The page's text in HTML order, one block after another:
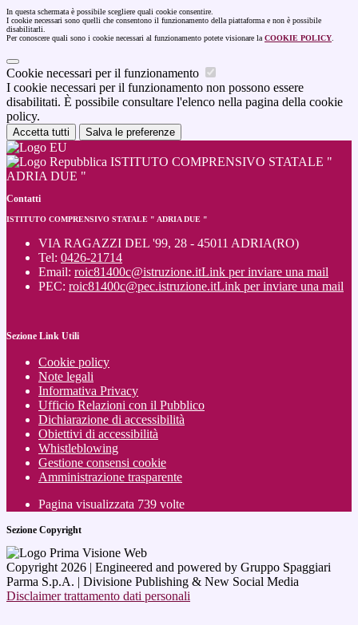
In questa schermata è possibile scegliere quali cookie consentire.
I cookie necessari sono quelli che consentono il funzionamento della piattaforma e non è possibile
disabilitarli.
Per conoscere quali sono i cookie necessari al funzionamento potete visionare la COOKIE POLICY
Cookie necessari per il funzionamento
I cookie necessari per il funzionamento non possono essere
disabilitati. È possibile consultare l'elenco nella pagina della cookie
policy.
Accetta tutti Salva le preferenze
ISTITUTO COMPRENSIVO STATALE "
ADRIA DUE "
Contatti
ISTITUTO COMPRENSIVO STATALE " ADRIA DUE "
VIA RAGAZZI DEL '99, 28 - 45011 ADRIA(RO)
Tel: 0426-21714
Email: roic81400c@istruzione.itLink per inviare una mail
PEC: roic81400c@pec.istruzione.itLink per inviare una mail
Sezione Link Utili
Cookie policy
Note legali
Informativa Privacy
Ufficio Relazioni con il Pubblico
Dichiarazione di accessibilità
Obiettivi di accessibilità
Whistleblowing
Gestione consensi cookie
Amministrazione trasparente
Pagina visualizzata 739 volte
Sezione Copyright
Copyright 2026 | Engineered and powered by Gruppo Spaggiari
Parma S.p.A. | Divisione Publishing & New Social Media
Disclaimer trattamento dati personali